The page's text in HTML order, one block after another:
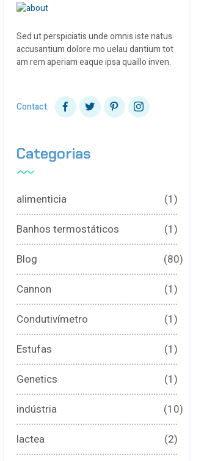
Sed ut perspiciatis unde omnis iste natus
accusantium dolore mo uelau dantium tot
am rem aperiam eaque ipsa quaillo inven.
Contact:
Categorias
alimenticia
(1)
Banhos termostáticos
(1)
Blog
(80)
Cannon
(1)
Condutivímetro
(1)
Estufas
(1)
Genetics
(1)
indústria
(10)
lactea
(2)